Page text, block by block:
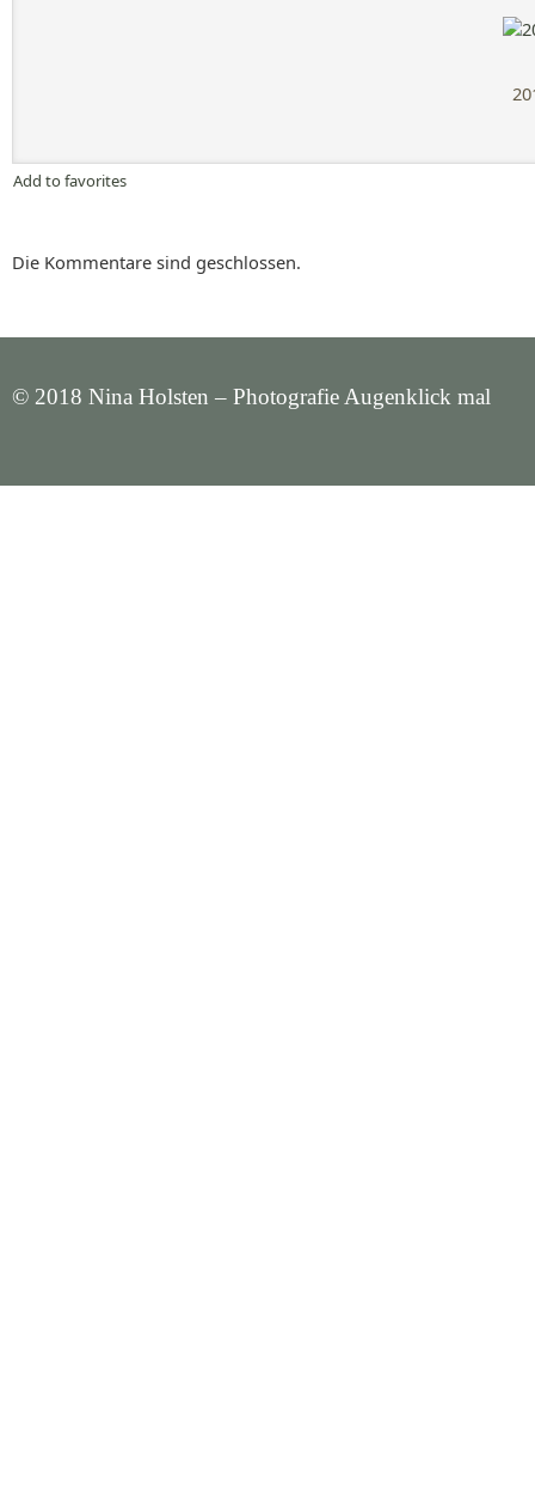
Add to favorites
Die Kommentare sind geschlossen.
© 2018 Nina Holsten – Photografie Augenklick mal